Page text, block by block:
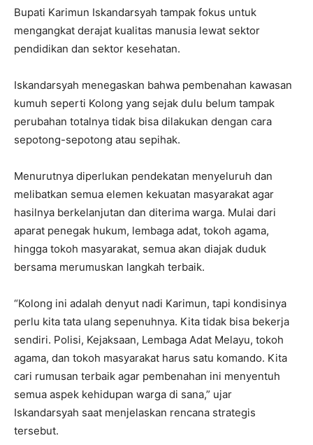
Bupati Karimun Iskandarsyah tampak fokus untuk
mengangkat derajat kualitas manusia lewat sektor
pendidikan dan sektor kesehatan.
Iskandarsyah menegaskan bahwa pembenahan kawasan
kumuh seperti Kolong yang sejak dulu belum tampak
perubahan totalnya tidak bisa dilakukan dengan cara
sepotong-sepotong atau sepihak.
Menurutnya diperlukan pendekatan menyeluruh dan
melibatkan semua elemen kekuatan masyarakat agar
hasilnya berkelanjutan dan diterima warga. Mulai dari
aparat penegak hukum, lembaga adat, tokoh agama,
hingga tokoh masyarakat, semua akan diajak duduk
bersama merumuskan langkah terbaik.
“Kolong ini adalah denyut nadi Karimun, tapi kondisinya
perlu kita tata ulang sepenuhnya. Kita tidak bisa bekerja
sendiri. Polisi, Kejaksaan, Lembaga Adat Melayu, tokoh
agama, dan tokoh masyarakat harus satu komando. Kita
cari rumusan terbaik agar pembenahan ini menyentuh
semua aspek kehidupan warga di sana,” ujar
Iskandarsyah saat menjelaskan rencana strategis
tersebut.